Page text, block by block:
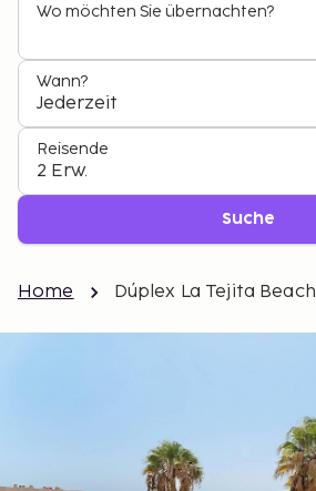
Wo möchten Sie übernachten?
Wann?
Jederzeit
Reisende
2 Erw.
Suche
Home Dúplex La Tejita Beach